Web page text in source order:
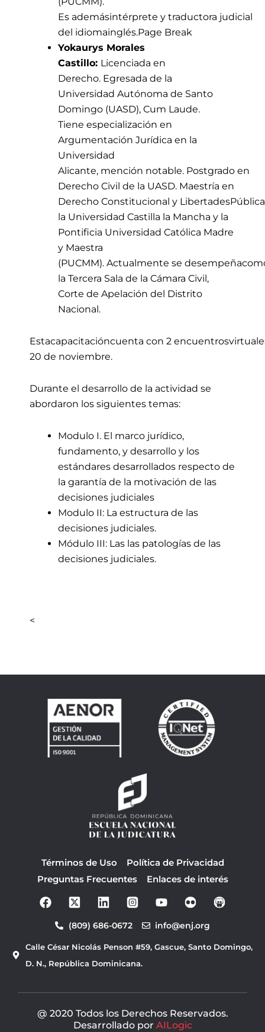
Es ademásintérprete y traductora judicial
del idiomainglés.Page Break
Yokaurys Morales
Castillo: Licenciada en
Derecho. Egresada de la
Universidad Autónoma de Santo
Domingo (UASD), Cum Laude.
Tiene especialización en
Argumentación Jurídica en la
Universidad
Alicante, mención notable. Postgrado en
Derecho Civil de la UASD. Maestría en
Derecho Constitucional y Libertades
la Universidad Castilla la Mancha y la
Pontificia Universidad Católica Madre
y Maestra
(PUCMM). Actualmente se desempeña
la Tercera Sala de la Cámara Civil,
Corte de Apelación del Distrito
Nacional .
Estacapacitacióncuenta con 2 encuentros
20 de noviembre.
Durante el desarrollo de la actividad se
abordaron los siguientes temas:
Modulo I. El marco jurídico,
fundamento, y desarrollo y los
estándares desarrollados respecto de
la garantía de la motivación de las
decisiones judiciales
Modulo II: La estructura de las
decisiones judiciales.
Módulo III: Las las patologías de las
decisiones judiciales.
<
Términos de Uso
Política de Privacidad
Preguntas Frecuentes
Enlaces de interés
F
a
b
o
o
o
t
b
(809) 686-0672 info@enj.org
Calle César Nicolás Penson #59, Gascue, Santo Domingo,
D. N., República Dominicana.
@ 2020 Todos los Derechos Reservados.
Desarrollado por AILogic